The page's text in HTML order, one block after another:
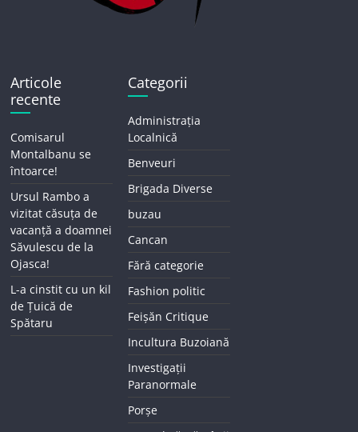
Articole
recente
Comisarul
Montalbanu se
întoarce!
Ursul Rambo a
vizitat căsuța de
vacanță a doamnei
Săvulescu de la
Ojasca!
L-a cinstit cu un kil
de Țuică de
Spătaru
Categorii
Administrația
Localnică
Benveuri
Brigada Diverse
buzau
Cancan
Fără categorie
Fashion politic
Feișăn Critique
Incultura Buzoiană
Investigații
Paranormale
Porșe